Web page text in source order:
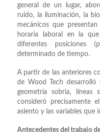
general de un lugar,
ruido, la iluminación, la
mecánicos que
horaria laboral en la
diferentes posiciones
determinado de tiempo.
A partir de las anteriores
de Wood Tech
geometría sobria, líneas
consideró precisamente
asiento y las variables que
Antecedentes del trabajo